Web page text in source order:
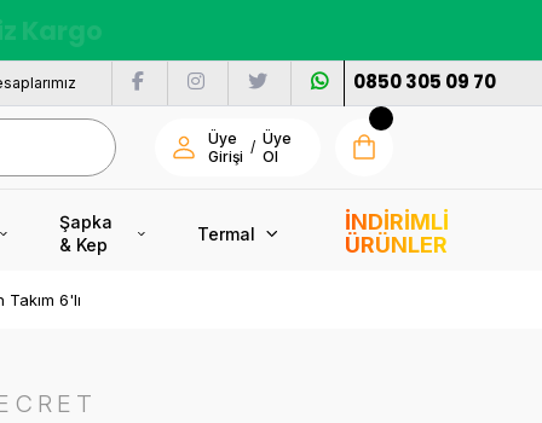
0850 305 09 70
Üye
Girişi
/ Üye
Ol
Şapka
& Kep
Termal
İNDİRİMLİ
ÜRÜNLER
6'lı